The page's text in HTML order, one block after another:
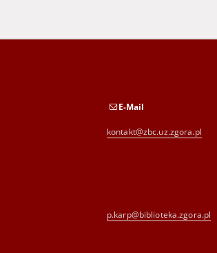
E-Mail
kontakt@zbc.uz.zgora.pl
p.karp@biblioteka.zgora.pl